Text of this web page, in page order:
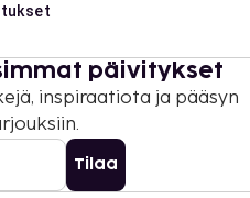
päivitykset
inspiraatiota ja pääsyn
Tilaa